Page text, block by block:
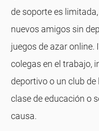
de soporte es
nuevos amigos sin
juegos de azar online.
colegas en el trabajo,
deportivo o un club
clase de educación o
causa.